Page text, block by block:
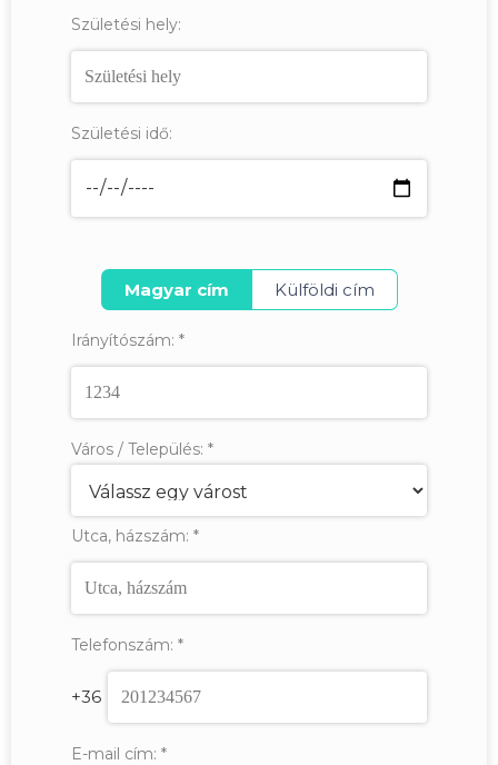
Születési hely:
Születési idő:
Magyar cím Külföldi cím
Irányítószám: *
Város / Település: *
Utca, házszám: *
Telefonszám: *
+36
E-mail cím: *